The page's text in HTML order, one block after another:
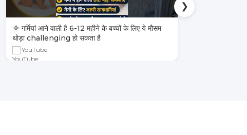
🌞 गर्मियां आने वाली है 6-12 महीने के बच्चों के लिए ये मौसम
थोड़ा challenging हो सकता है
YouTube
❯